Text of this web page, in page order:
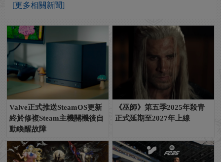
[更多相關新聞]
Valve正式推送SteamOS更新
終於修複Steam主機關機後自
動喚醒故障
《巫師》第五季2025年殺青
正式延期至2027年上線